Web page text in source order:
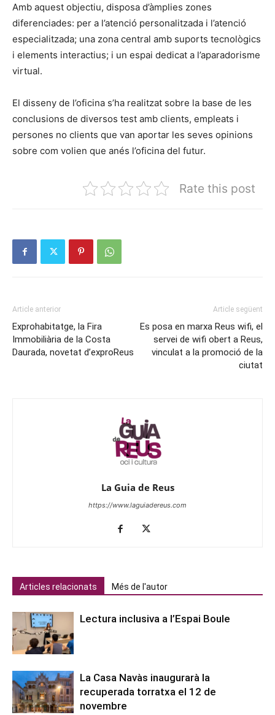
Amb aquest objectiu, disposa d’àmplies zones
diferenciades: per a l’atenció personalitzada i l’atenció
especialitzada; una zona central amb suports tecnològics
i elements interactius; i un espai dedicat a l’aparadorisme
virtual.
El disseny de l’oficina s’ha realitzat sobre la base de les
conclusions de diversos test amb clients, empleats i
persones no clients que van aportar les seves opinions
sobre com volien que anés l’oficina del futur.
Rate this post
Article anterior
Exprohabitatge, la Fira
Immobiliària de la Costa
Daurada, novetat d’exproReus
Article següent
Es posa en marxa Reus wifi, el
servei de wifi obert a Reus,
vinculat a la promoció de la
ciutat
La Guia de Reus
https://www.laguiadereus.com
Articles relacionats Més de l'autor
Lectura inclusiva a l’Espai Boule
La Casa Navàs inaugurarà la
recuperada torratxa el 12 de
novembre